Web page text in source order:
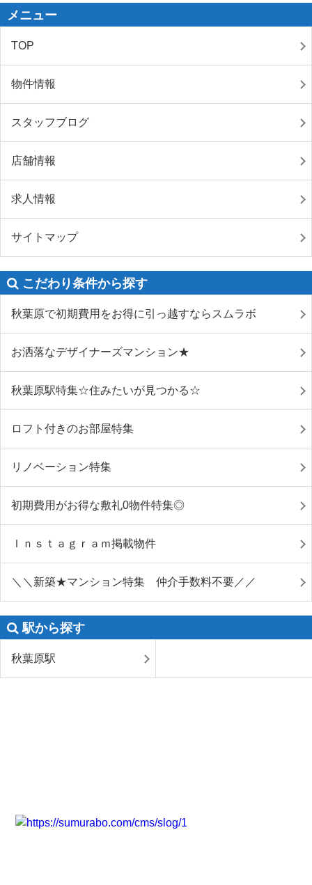
メニュー
TOP
物件情報
スタッフブログ
店舗情報
求人情報
サイトマップ
こだわり条件から探す
秋葉原で初期費用をお得に引っ越すならスムラボ
お洒落なデザイナーズマンション★
秋葉原駅特集☆住みたいが見つかる☆
ロフト付きのお部屋特集
リノベーション特集
初期費用がお得な敷礼0物件特集◎
Ｉｎｓｔａｇｒａｍ掲載物件
＼＼新築★マンション特集 仲介手数料不要／／
駅から探す
秋葉原駅